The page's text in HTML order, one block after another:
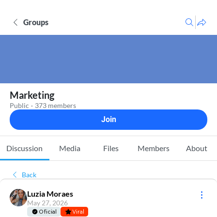
Groups
Marketing
Public · 373 members
Join
Discussion Media Files Members About
Back
Luzia Moraes
May 27, 2026
Oficial Viral